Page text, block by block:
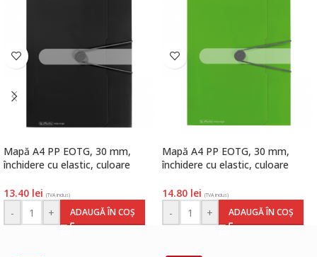
Mapă A4 PP EOTG, 30 mm,
închidere cu elastic, culoare
13.40 lei (TVA inclus)
- + ADAUGĂ ÎN COȘ
Mapă A4 PP EOTG, 30 mm,
închidere cu elastic, culoare
14.80 lei (TVA inclus)
- + ADAUGĂ ÎN COȘ